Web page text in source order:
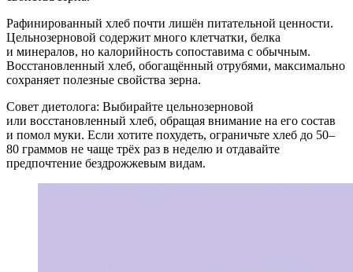
Рафинированный хлеб почти лишён питательной ценности.
Цельнозерновой содержит много клетчатки, белка
и минералов, но калорийность сопоставима с обычным.
Восстановленный хлеб, обогащённый отрубями, максимально
сохраняет полезные свойства зерна.
Совет диетолога: Выбирайте цельнозерновой
или восстановленный хлеб, обращая внимание на его состав
и помол муки. Если хотите похудеть, ограничьте хлеб до 50–
80 граммов не чаще трёх раз в неделю и отдавайте
предпочтение бездрожжевым видам.